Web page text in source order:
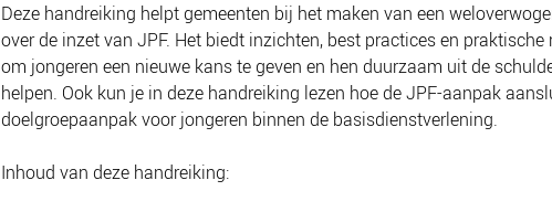
Deze handreiking helpt gemeenten bij het maken van een
over de inzet van JPF. Het biedt inzichten, best practices en praktische
om jongeren een nieuwe kans te geven en hen duurzaam uit de
helpen. Ook kun je in deze handreiking lezen hoe de JPF-aanpak
doelgroepaanpak voor jongeren binnen de basisdienstverlening.
Inhoud van deze handreiking: